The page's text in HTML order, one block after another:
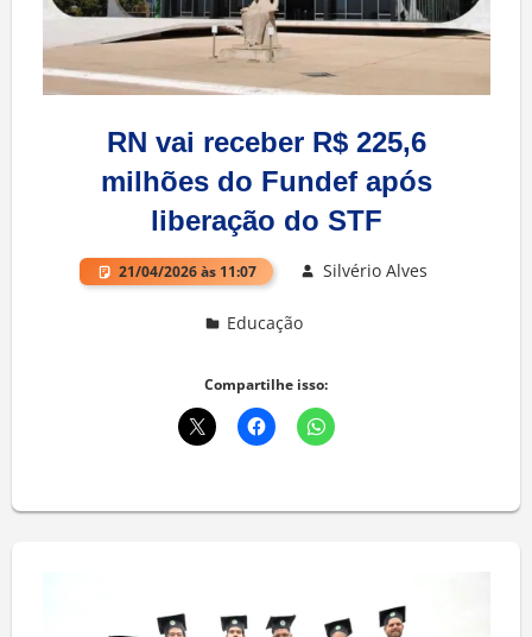
RN vai receber R$ 225,6
milhões do Fundef após
liberação do STF
21/04/2026 às 11:07 Silvério Alves
Educação
Compartilhe isso: